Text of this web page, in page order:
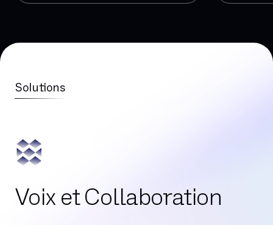
Solutions
Voix et Collaboration